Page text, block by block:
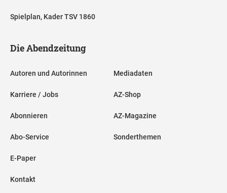
Spielplan, Kader TSV 1860
Die Abendzeitung
Autoren und Autorinnen
Karriere / Jobs
Abonnieren
Abo-Service
E-Paper
Kontakt
Mediadaten
AZ-Shop
AZ-Magazine
Sonderthemen